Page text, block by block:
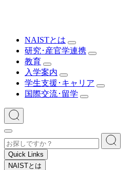
NAISTとは
研究･産官学連携
教育
入学案内
学生支援･キャリア
国際交流･留学
Quick Links
NAISTとは